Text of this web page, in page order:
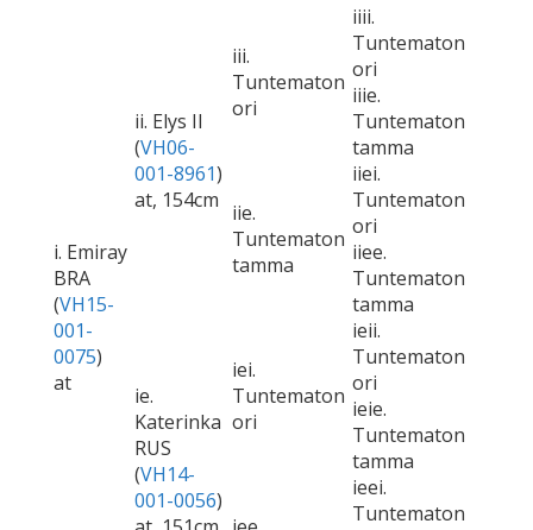
i. Emiray
BRA
(VH15-
001-
0075)
at
ii. Elys II
(VH06-
001-8961)
at, 154cm
iii.
Tuntematon
ori
iiii.
Tuntematon
ori
iiie.
Tuntematon
tamma
iie.
Tuntematon
tamma
iiei.
Tuntematon
ori
iiee.
Tuntematon
tamma
ie.
Katerinka
RUS
(VH14-
001-0056)
iei.
Tuntematon
ori
ieii.
Tuntematon
ori
ieie.
Tuntematon
tamma
ieei.
Tuntematon